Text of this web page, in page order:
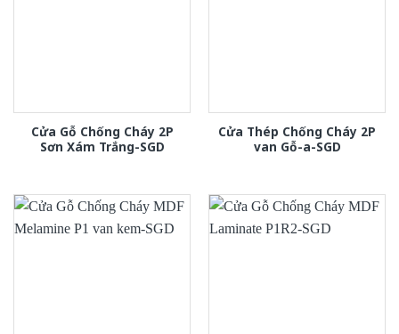
Cửa Gỗ Chống Cháy 2P
Sơn Xám Trắng-SGD
Cửa Thép Chống Cháy 2P
van Gỗ-a-SGD